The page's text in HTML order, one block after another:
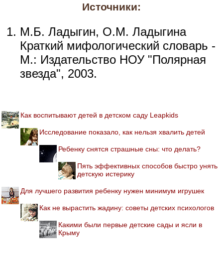
Источники:
М.Б. Ладыгин, О.М. Ладыгина
Краткий мифологический словарь -
М.: Издательство НОУ "Полярная
звезда", 2003.
Как воспитывают детей в детском саду Leapkids
Исследование показало, как нельзя хвалить детей
Ребенку снятся страшные сны: что делать?
Пять эффективных способов быстро унять
детскую истерику
Для лучшего развития ребенку нужен минимум игрушек
Как не вырастить жадину: советы детских психологов
Какими были первые детские сады и ясли в
Крыму